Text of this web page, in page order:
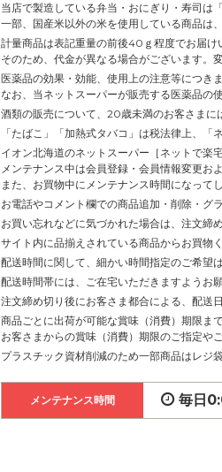
当店で製造している弁当・おにぎり・寿司は
一部、国産米以外の米を使用している商品は
計量商品は表記重量の前後40ｇ程度でお届け
そのため、代金が異なる場合がございます。
医薬品の効果・効能、使用上の注意等につき
なお、当ネットスーパーが販売する医薬品の
酒類の販売について、20歳未満のお客さまに
「たばこ」「加熱式タバコ」は税法律上、
イオン北海道のネットスーパー［ネットで楽
メンテナンス中は会員登録・会員情報変更お
また、お買物中にメンテナンス時間になって
お電話やコメント欄での商品追加・削除・グ
お買い忘れなどに気づかれた場合は、注文
サイト内に品揃えされている商品からお買物
配送時間に関して、細かい時間指定のご希望
配送時間帯には、ご在宅いただきますようお
注文締め切り後にお客さま都合による、配送
商品ごとに出荷が可能な賞味（消費）期限ま
お客さまからの賞味（消費）期限のご指定や
プラスチック資材削減のため一部商品はレジ
メンテナンス時間 毎日